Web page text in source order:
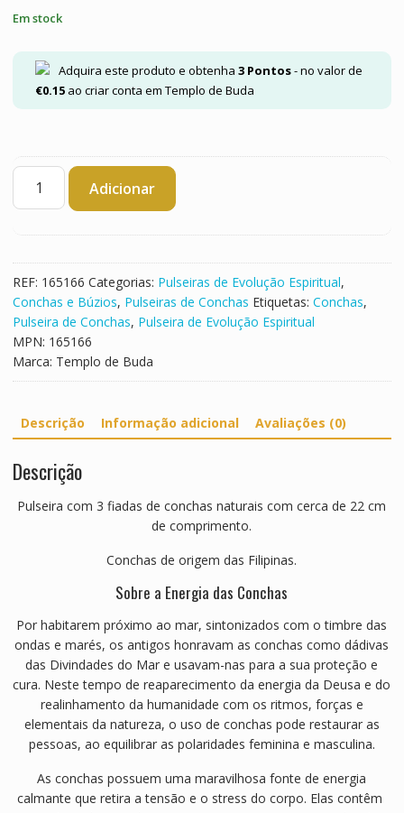
Em stock
Adquira este produto e obtenha 3Pontos- no valor de
€0.15 ao criar conta em Templo de Buda
Quantidade
Pulseira
de
Adicionar
REF: 165166 Categorias: Pulseiras de Evolução Espiritual,
Conchas e Búzios, Pulseiras de Conchas Etiquetas: Conchas,
Pulseira de Conchas, Pulseira de Evolução Espiritual
MPN: 165166
Marca: Templo de Buda
Descrição Informação adicional Avaliações (0)
Descrição
Pulseira com 3 fiadas de conchas naturais com cerca de 22 cm
de comprimento.
Conchas de origem das Filipinas.
Sobre a Energia das Conchas
Por habitarem próximo ao mar, sintonizados com o timbre das
ondas e marés, os antigos honravam as conchas como dádivas
das Divindades do Mar e usavam-nas para a sua proteção e
cura. Neste tempo de reaparecimento da energia da Deusa e do
realinhamento da humanidade com os ritmos, forças e
elementais da natureza, o uso de conchas pode restaurar as
pessoas, ao equilibrar as polaridades feminina e masculina.
As conchas possuem uma maravilhosa fonte de energia
calmante que retira a tensão e o stress do corpo. Elas contêm